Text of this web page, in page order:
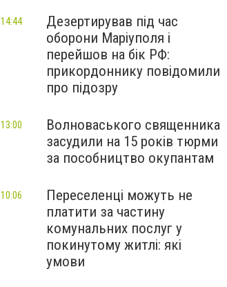
Дезертирував під час
оборони Маріуполя і
перейшов на бік РФ:
прикордоннику повідомили
про підозру
14:44
Волноваського священника
засудили на 15 років тюрми
за пособництво окупантам
13:00
Переселенці можуть не
платити за частину
комунальних послуг у
покинутому житлі: які
умови
10:06